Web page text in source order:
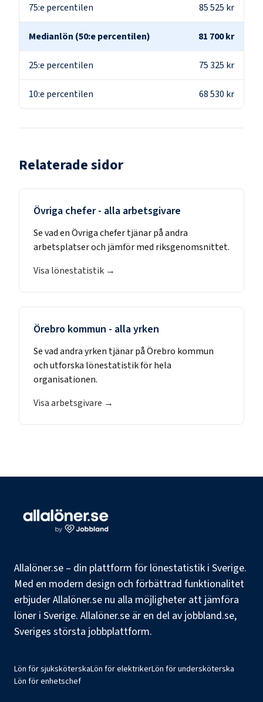
75:e percentilen 85 525 kr
Medianlön (50:e percentilen) 81 700 kr
25:e percentilen 75 325 kr
10:e percentilen 68 530 kr
Relaterade sidor
Övriga chefer- alla arbetsgivare
Se vad enÖvriga chefertjänar på andra
arbetsplatser och jämför med riksgenomsnittet.
Visa lönestatistik →
Örebro kommun - alla yrken
Se vad andra yrken tjänar påÖrebro kommun
och utforska lönestatistik för hela
organisationen.
Visa arbetsgivare →
Allalöner.se – din plattform för lönestatistik i Sverige.
Med en modern design och förbättrad funktionalitet
erbjuder Allalöner.se nu alla möjligheter att jämföra
löner i Sverige. Allalöner.se är en del av jobbland.se,
Sveriges största jobbplattform.
Lön för sjuksköterskaLön för elektrikerLön för undersköterska
Lön för enhetschef